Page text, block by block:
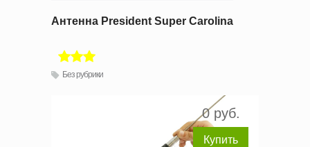
Антенна President Super Carolina
Без рубрики
0 руб.
Купить